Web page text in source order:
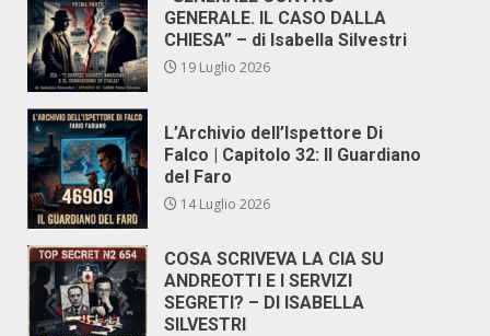
GENERALE. IL CASO DALLA
CHIESA” – di Isabella Silvestri
19 Luglio 2026
L’Archivio dell’Ispettore Di
Falco | Capitolo 32: Il Guardiano
del Faro
14 Luglio 2026
COSA SCRIVEVA LA CIA SU
ANDREOTTI E I SERVIZI
SEGRETI? – DI ISABELLA
SILVESTRI